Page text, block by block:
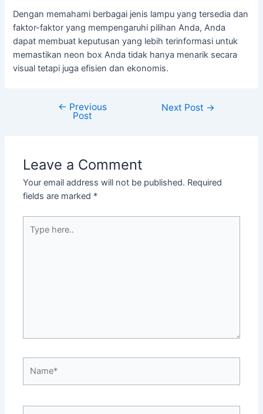
Dengan memahami berbagai jenis lampu yang tersedia dan
faktor-faktor yang mempengaruhi pilihan Anda, Anda
dapat membuat keputusan yang lebih terinformasi untuk
memastikan neon box Anda tidak hanya menarik secara
visual tetapi juga efisien dan ekonomis.
← Previous
Post
Next Post →
Leave a Comment
Your email address will not be published. Required
fields are marked *
here..